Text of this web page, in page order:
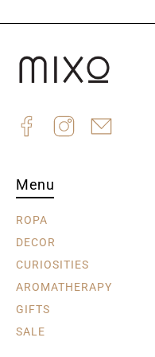
Menu
ROPA
DECOR
CURIOSITIES
AROMATHERAPY
GIFTS
SALE